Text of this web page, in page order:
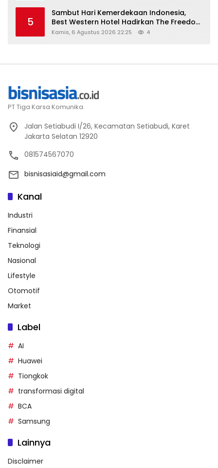
5
Sambut Hari Kemerdekaan Indonesia,
Best Western Hotel Hadirkan The Freedom
Stay Diskon Hingga 45%
Kamis, 6 Agustus 2026 22:25 4
PT Tiga Karsa Komunika.
Jalan Setiabudi I/26, Kecamatan Setiabudi, Karet
Jakarta Selatan 12920
081574567070
bisnisasiaid@gmail.com
Kanal
Industri
Finansial
Teknologi
Nasional
Lifestyle
Otomotif
Market
Label
AI
Huawei
Tiongkok
transformasi digital
BCA
Samsung
Lainnya
Disclaimer